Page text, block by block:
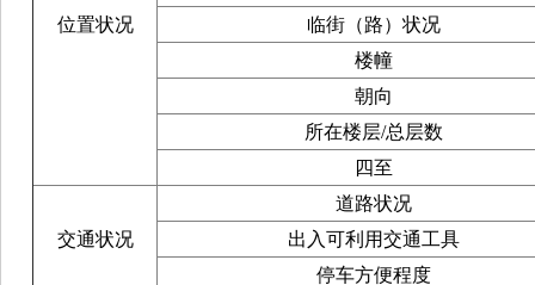
位置状况
临街（路）状况
楼幢
朝向
所在楼层/总层数
四至
交通状况
道路状况
出入可利用交通工具
停车方便程度